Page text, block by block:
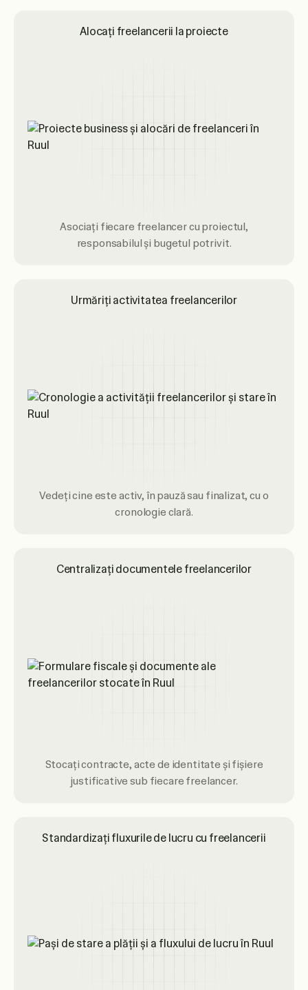
Alocați freelancerii la proiecte
Asociați fiecare freelancer cu proiectul,
responsabilul și bugetul potrivit.
Urmăriți activitatea freelancerilor
Vedeți cine este activ, în pauză sau finalizat, cu o
cronologie clară.
Centralizați documentele freelancerilor
Stocați contracte, acte de identitate și fișiere
justificative sub fiecare freelancer.
Standardizați fluxurile de lucru cu freelancerii